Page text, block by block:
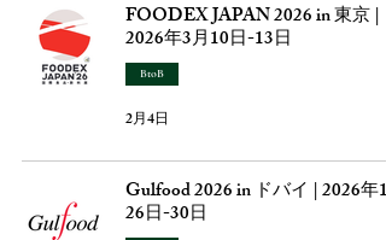
FOODEX JAPAN 2026 in 東京 |
2026年3月10日-13日
BtoB
2月4日
Gulfood 2026 in ドバイ | 2026年1
26日-30日